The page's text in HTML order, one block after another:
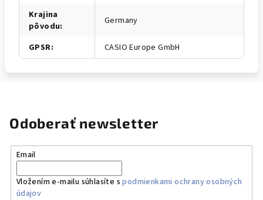
Krajina
pôvodu: Germany
GPSR: CASIO Europe GmbH
Odoberať newsletter
Email
Vložením e-mailu súhlasíte spodmienkami ochrany osobných
údajov